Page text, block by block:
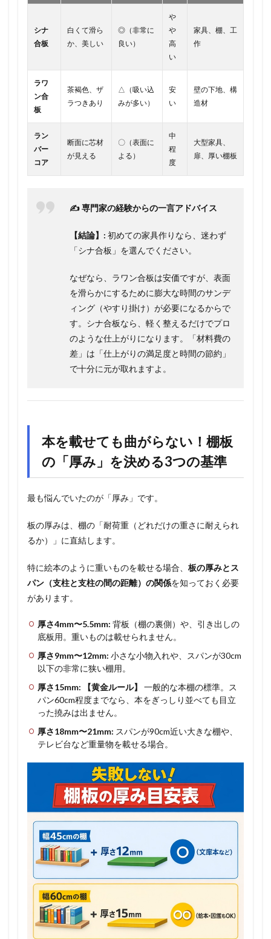
シナ
合板
白くて滑ら
か、美しい
◎（非常に
良い）
や
や
高
い
家具、棚、工
作
ラワ
ン合
板
茶褐色、ザ
ラつきあり
△（吸い込
みが多い）
安
い
壁の下地、構
造材
ラン
バー
コア
断面に芯材
が見える
〇（表面に
よる）
中
程
度
大型家具、
扉、厚い棚板
✍️ 専門家の経験からの一言アドバイス
【結論】: 初めての家具作りなら、迷わず
「シナ合板」を選んでください。
なぜなら、ラワン合板は安価ですが、表面
を滑らかにするために膨大な時間のサンデ
ィング（やすり掛け）が必要になるからで
す。シナ合板なら、軽く整えるだけでプロ
のような仕上がりになります。「材料費の
差」は「仕上がりの満足度と時間の節約」
で十分に元が取れますよ。
本を載せても曲がらない！棚板
の「厚み」を決める3つの基準
最も悩んでいたのが「厚み」です。
板の厚みは、棚の「耐荷重（どれだけの重さに耐えられ
るか）」に直結します。
特に絵本のように重いものを載せる場合、 板の厚みとス
パン（支柱と支柱の間の距離）の関係を知っておく必要
があります。
厚さ4mm〜5.5mm: 背板（棚の裏側）や、引き出しの
底板用。重いものは載せられません。
厚さ9mm〜12mm: 小さな小物入れや、スパンが30cm
以下の非常に狭い棚用。
厚さ15mm:
【黄金ルール】
一般的な本棚の標準。ス
パン60cm程度までなら、本をぎっしり並べても目立
った撓みは出ません。
厚さ18mm〜21mm: スパンが90cm近い大きな棚や、
テレビ台など重量物を載せる場合。